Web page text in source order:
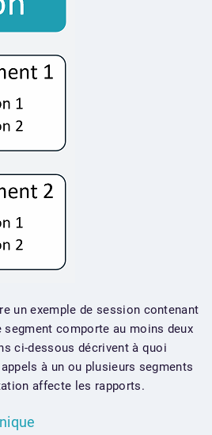
un exemple de session contenant
segment comporte au moins deux
ci-dessous décrivent à quoi
à un ou plusieurs segments
affecte les rapports.